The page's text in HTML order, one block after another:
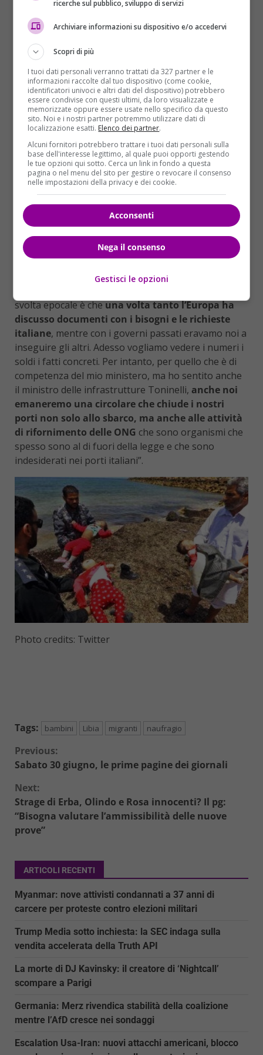
una vita lontana dalla miseria e dalla fame, il nostro
ministro dell’Interno,
ieri a margine del Festival del Lavoro a Milano,
sostiene che “l’Italia torna a contare in Europa” e che
occorre “la chiusura dei porti alle ong”.
“Aspettiamo di leggere il documento – ha detto ieri
Salvini commentano l’accordo, più formale che altro,
svolta epocale è cheuna volta tanto l’Europa ha
discusso documenti con i bisogni e le richieste
italiane, mentre con i governi passati eravamo noi a
inseguire gli altri. Adesso vogliamo vedere i numeri i
soldi i fatti concreti. Per intanto, per quello che è di
competenza del mio ministero, ma ho sentito anche
il ministro delle infrastrutture Toninelli, anche noi
emaneremo una circolare che chiude i nostri
porti non solo allo sbarco, ma anche alle attività
di rifornimento delle ONG che sono organismi che
spesso sono al di fuori della legge e che sono
indesiderati nei porti italiani”.​
Photo credits: Twitter
Tags: bambini Libia migranti naufragio
Continue
Reading
Previous:
Sabato 30 giugno, le prime pagine dei giornali
Next:
Strage di Erba, Olindo e Rosa innocenti? Il pg:
“Bisogna valutare l’ammissibilità delle nuove
prove”
ARTICOLI RECENTI
Myanmar: nove attivisti condannati a 37 anni di
carcere per proteste contro elezioni militari
Trump Media sotto inchiesta: la SEC indaga sulla
vendita accelerata della Truth API
La morte di DJ Kavinsky: il creatore di ‘Nightcall’
scompare a Parigi
Germania: Merz rivendica stabilità della coalizione
mentre l’AfD cresce nei sondaggi
Escalation Usa-Iran: nuovi attacchi americani, blocco
ricerche sul pubblico, sviluppo di servizi
Archiviare informazioni su dispositivo e/o accedervi
Scopri di più
I tuoi dati personali verranno trattati da 327 partner e le
informazioni raccolte dal tuo dispositivo (come cookie,
identificatori univoci e altri dati del dispositivo) potrebbero
essere condivise con questi ultimi, da loro visualizzate e
memorizzate oppure essere usate nello specifico da questo
sito. Noi e i nostri partner potremmo utilizzare dati di
localizzazione esatti. Elenco dei partner.
Alcuni fornitori potrebbero trattare i tuoi dati personali sulla
base dell'interesse legittimo, al quale puoi opporti gestendo
le tue opzioni qui sotto. Cerca un link in fondo a questa
pagina o nel menu del sito per gestire o revocare il consenso
nelle impostazioni della privacy e dei cookie.
Acconsenti
Nega il consenso
Gestisci le opzioni